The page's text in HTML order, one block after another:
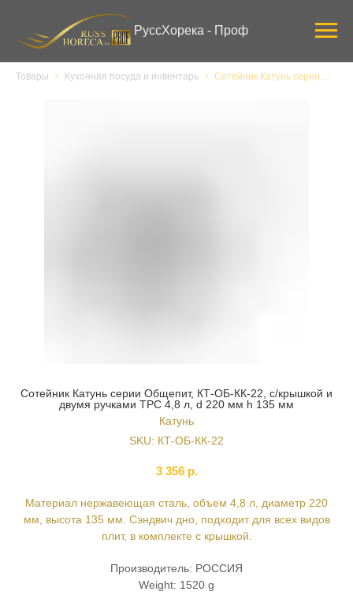
РуссХорека - Проф
Товары Кухонная посуда и инвентарь Сотейник Катунь серии Общепит, КТ-ОБ-КК-22, с/крышкой и двумя ручками ТРС 4,8 л, d 220 мм h 135 мм
Сотейник Катунь серии Общепит, КТ-ОБ-КК-22, с/крышкой и
двумя ручками ТРС 4,8 л, d 220 мм h 135 мм
Катунь
SKU: КТ-ОБ-КК-22
3 356 р.
Материал нержавеющая сталь, объем 4,8 л, диаметр 220
мм, высота 135 мм. Сэндвич дно, подходит для всех видов
плит, в комплекте с крышкой.
Производитель: РОССИЯ
Weight: 1520 g